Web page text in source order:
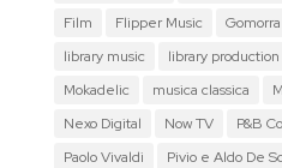
Film
Flipper Music
library music
library
Mokadelic
musica classica
Nexo Digital
Now TV P&B
Paolo Vivaldi
Pivio e Aldo De